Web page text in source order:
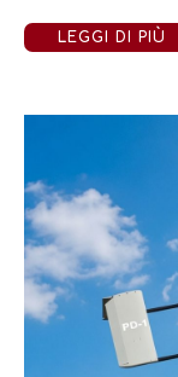
LEGGI DI PIÙ